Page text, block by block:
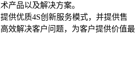
产品以及解决方案。
供优质4S创新服务模式，并提供售
效解决客户问题，为客户提供价值最